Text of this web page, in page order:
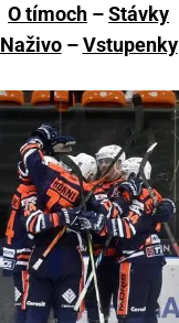
O tímoch –Stávky
Naživo–Vstupenky